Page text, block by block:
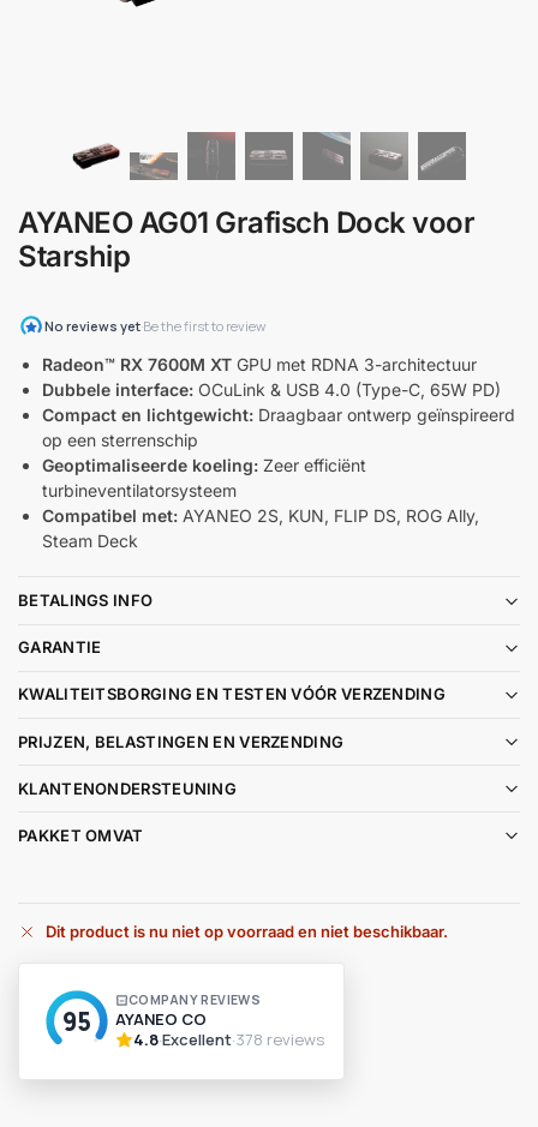
AYANEO AG01 Grafisch Dock voor
Starship
Radeon™ RX 7600M XT GPU met RDNA 3-architectuur
Dubbele interface: OCuLink & USB 4.0 (Type-C, 65W PD)
Compact en lichtgewicht: Draagbaar ontwerp geïnspireerd
op een sterrenschip
Geoptimaliseerde koeling: Zeer efficiënt
turbineventilatorsysteem
Compatibel met: AYANEO 2S, KUN, FLIP DS, ROG Ally,
Steam Deck
BETALINGS INFO
GARANTIE
KWALITEITSBORGING EN TESTEN VÓÓR VERZENDING
PRIJZEN, BELASTINGEN EN VERZENDING
KLANTENONDERSTEUNING
PAKKET OMVAT
Dit product is nu niet op voorraad en niet beschikbaar.